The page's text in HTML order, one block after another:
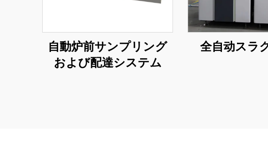
自動炉前サンプリング
および配達システム
全自动スラ